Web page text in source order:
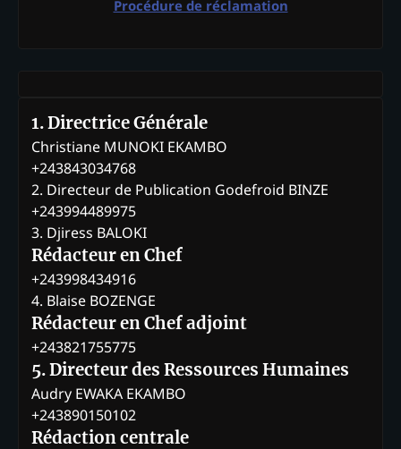
Procédure de réclamation
1. Directrice Générale
Christiane MUNOKI EKAMBO
+243843034768
2. Directeur de Publication Godefroid BINZE
+243994489975
3. Djiress BALOKI
Rédacteur en Chef
+243998434916
4. Blaise BOZENGE
Rédacteur en Chef adjoint
+243821755775
5. Directeur des Ressources Humaines
Audry EWAKA EKAMBO
+243890150102
Rédaction centrale